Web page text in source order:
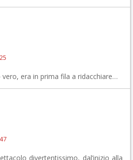
vero, era in prima fila a ridacchiare…
divertentissimo, dal’inizio alla